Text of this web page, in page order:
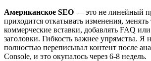
Американское SEO — это не линейный
приходится откатывать изменения, менять
коммерческие вставки, добавлять FAQ
заголовки. Гибкость важнее упрямства. Я
полностью переписывал контент после
Console, и это окупалось через 6-8 недель.